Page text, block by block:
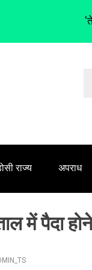
राज्य अपराध
में पैदा